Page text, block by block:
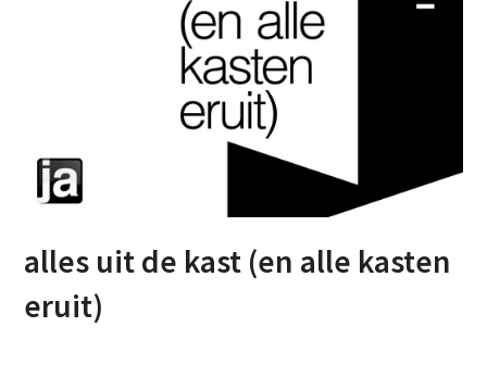
alles uit de kast (en alle kasten
eruit)